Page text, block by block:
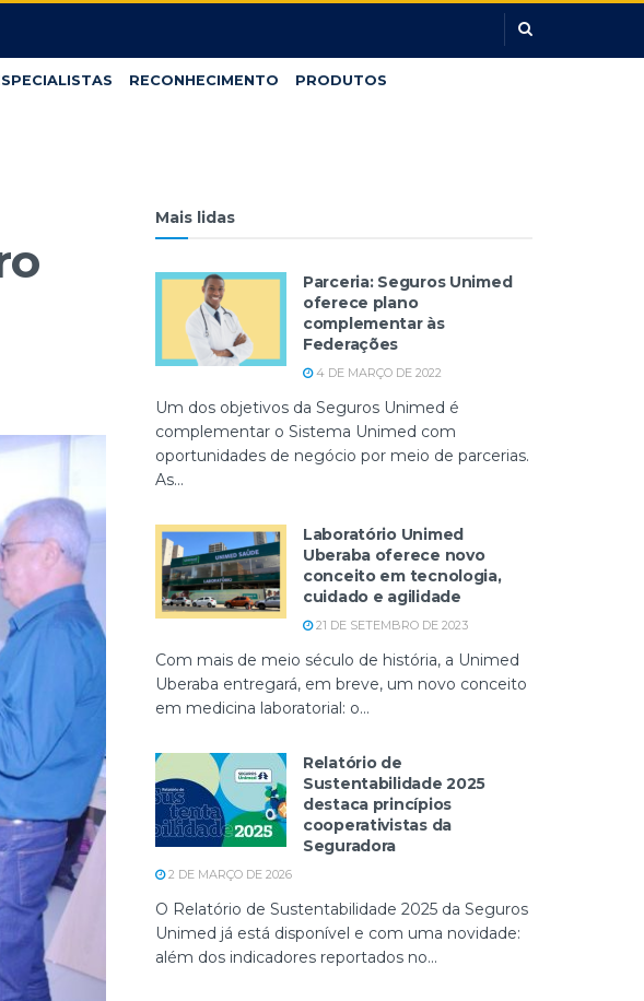
RECONHECIMENTO PRODUTOS
Mais lidas
Parceria: Seguros Unimed
oferece plano
complementar às
Federações
4 DE MARÇO DE 2022
Um dos objetivos da Seguros Unimed é
complementar o Sistema Unimed com
oportunidades de negócio por meio de parcerias.
As...
Laboratório Unimed
Uberaba oferece novo
conceito em tecnologia,
cuidado e agilidade
21 DE SETEMBRO DE 2023
Com mais de meio século de história, a Unimed
Uberaba entregará, em breve, um novo conceito
em medicina laboratorial: o...
Relatório de
Sustentabilidade 2025
destaca princípios
cooperativistas da
Seguradora
2 DE MARÇO DE 2026
O Relatório de Sustentabilidade 2025 da Seguros
Unimed já está disponível e com uma novidade:
além dos indicadores reportados no...